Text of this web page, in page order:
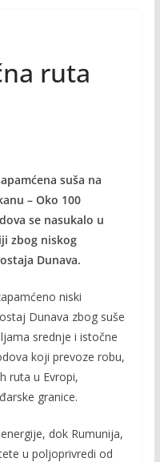
ruta
suša na
– Oko 100
se nasukalo u
zbog niskog
Dunava.
niski
Dunava zbog suše
srednje i istočne
koji prevoze robu,
ruta u Evropi,
granice.
dok Rumunija,
u poljoprivredi od